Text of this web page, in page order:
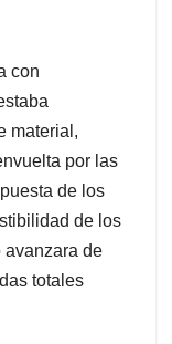
con
material,
por las
de los
de los
avanzara de
totales